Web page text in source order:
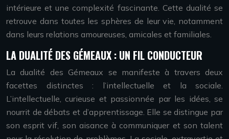
intérieure et une complexité fascinante. Cette dualité se
retrouve dans toutes les sphères de leur vie, notamment
dans leurs relations amoureuses, amicales et familiales.
LA DUALITÉ DES GÉMEAUX : UN FIL CONDUCTEUR
La dualité des Gémeaux se manifeste à travers deux
facettes distinctes : l’intellectuelle et la sociale.
L’intellectuelle, curieuse et passionnée par les idées, se
nourrit de débats et d’apprentissage. Elle se distingue par
son esprit vif, son aisance à communiquer et son talent